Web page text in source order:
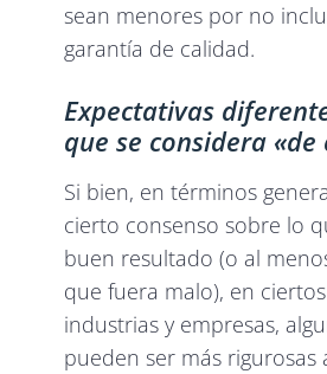
sean menores por no
garantía de calidad.
Expectativas
que se considera «de
Si bien, en términos
cierto consenso sobre lo
buen resultado (o al
que fuera malo), en
industrias y empresas,
pueden ser más rigurosas